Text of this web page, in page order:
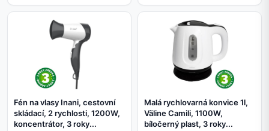
Fén na vlasy Inani, cestovní
skládací, 2 rychlosti, 1200W,
koncentrátor, 3 roky...
Malá rychlovarná konvice 1l,
Väline Camili, 1100W,
bíločerný plast, 3 roky...